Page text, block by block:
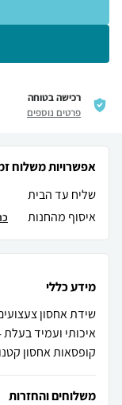
רכישה בטוחה
פרטים נוספים
אפשרויות משלוח
שליח עד הבית
איסוף מהחנות
מידע כללי
שידת אחסון
קופסאות אחסון קטנות מידות:
משלוחים והחזרות